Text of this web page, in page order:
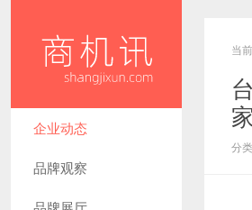
企业动态
品牌观察
当
分